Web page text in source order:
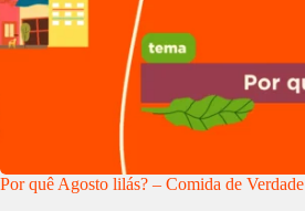
Por quê Agosto lilás? – Comida de Verdade